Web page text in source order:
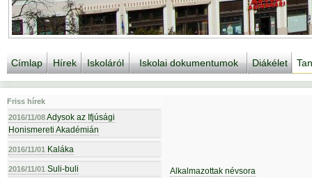
Címlap Hírek Iskoláról Iskolai dokumentumok Diákélet
Friss hírek
2016/11/08Adysok az Ifjúsági
Honismereti Akadémián
2016/11/01 Kaláka
2016/11/01 Suli-buli
Alkalmazottak névsora